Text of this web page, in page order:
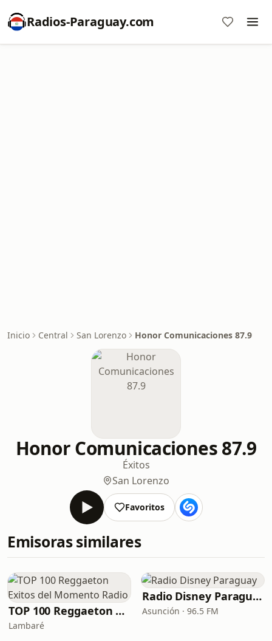
Radios-Paraguay.com
Inicio Central San Lorenzo Honor Comunicaciones 87.9
Honor Comunicaciones 87.9
Éxitos
San Lorenzo
Favoritos
Emisoras similares
TOP 100 Reggaeton Exitos del Momento Radio
Lambaré
Radio Disney Paraguay
Asunción · 96.5 FM